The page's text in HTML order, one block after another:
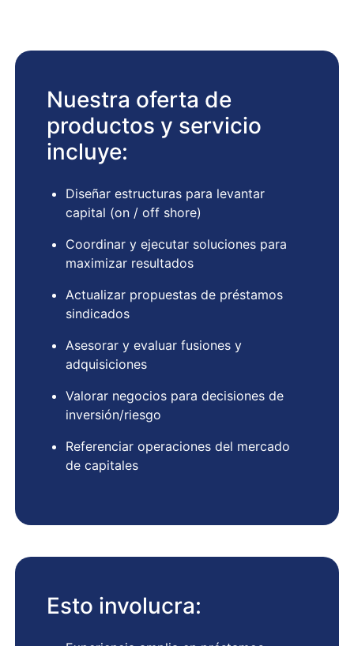
Nuestra oferta de
productos y servicio
incluye:
Diseñar estructuras para levantar
capital (on / off shore)
Coordinar y ejecutar soluciones para
maximizar resultados
Actualizar propuestas de préstamos
sindicados
Asesorar y evaluar fusiones y
adquisiciones
Valorar negocios para decisiones de
inversión/riesgo
Referenciar operaciones del mercado
de capitales
Esto involucra: